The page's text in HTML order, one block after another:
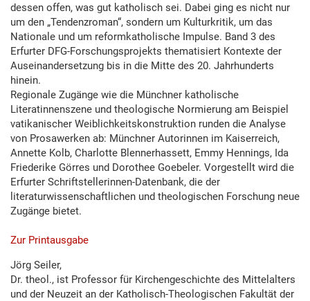
dessen offen, was gut katholisch sei. Dabei ging es nicht nur
um den „Tendenzroman“, sondern um Kulturkritik, um das
Nationale und um reformkatholische Impulse. Band 3 des
Erfurter DFG-Forschungsprojekts thematisiert Kontexte der
Auseinandersetzung bis in die Mitte des 20. Jahrhunderts
hinein.
Regionale Zugänge wie die Münchner katholische
Literatinnenszene und theologische Normierung am Beispiel
vatikanischer Weiblichkeitskonstruktion runden die Analyse
von Prosawerken ab: Münchner Autorinnen im Kaiserreich,
Annette Kolb, Charlotte Blennerhassett, Emmy Hennings, Ida
Friederike Görres und Dorothee Goebeler. Vorgestellt wird die
Erfurter Schriftstellerinnen-Datenbank, die der
literaturwissenschaftlichen und theologischen Forschung neue
Zugänge bietet.
Zur Printausgabe
Jörg Seiler,
Dr. theol., ist Professor für Kirchengeschichte des Mittelalters
und der Neuzeit an der Katholisch-Theologischen Fakultät der